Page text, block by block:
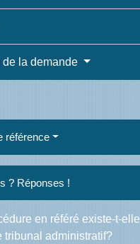
de la demande
référence
? Réponses !
en référé existe-t-elle
tribunal administratif?